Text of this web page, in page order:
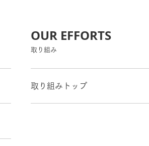
OUR EFFORTS
取り組み
取り組みトップ